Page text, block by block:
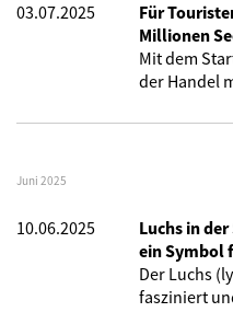
03.07.2025
Für
Millionen
Mit dem
der Handel
Juni 2025
10.06.2025
Luchs in
ein Symbol
Der Luchs
fasziniert